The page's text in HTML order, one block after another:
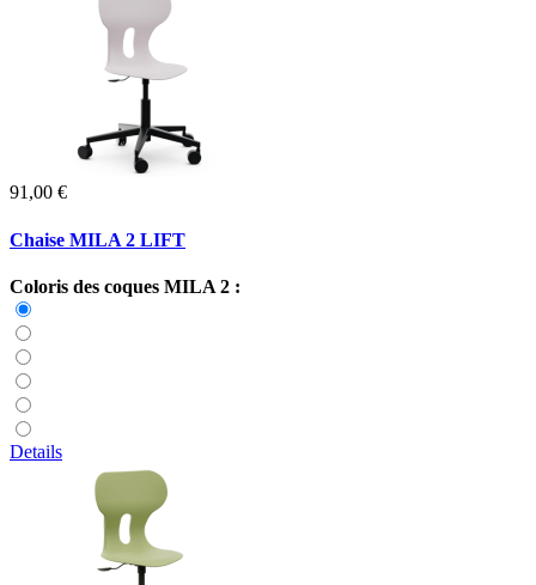
91,00 €
Chaise MILA 2 LIFT
Coloris des coques MILA 2 :
Details